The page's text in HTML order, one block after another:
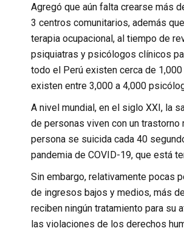
Agregó que aún falta crearse más
3 centros comunitarios, además
terapia ocupacional, al tiempo de
psiquiatras y psicólogos clínicos
todo el Perú existen cerca de
existen entre 3,000 a 4,000
A nivel mundial, en el siglo XXI, la
de personas viven con un
persona se suicida cada 40
pandemia de COVID-19, que está
Sin embargo, relativamente pocas
de ingresos bajos y medios, más
reciben ningún tratamiento para su
las violaciones de los derechos